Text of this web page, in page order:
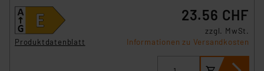
Produktdatenblatt
23.56 CHF
zzgl. MwSt.
Informationen zu Versandkosten